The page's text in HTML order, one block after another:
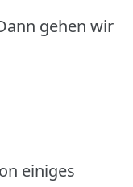
gehen wir
einiges